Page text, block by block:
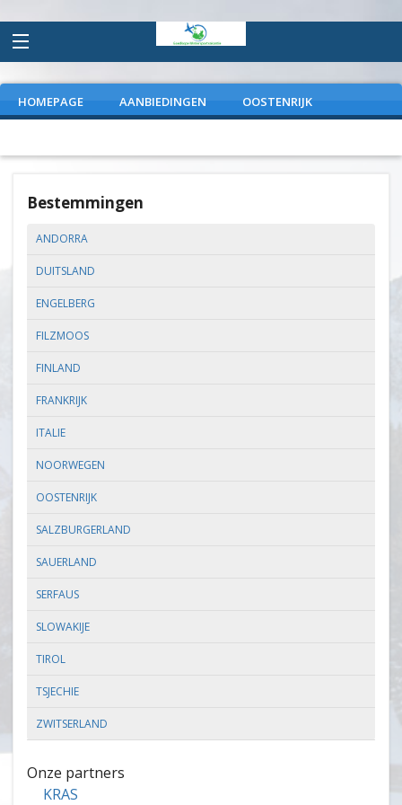
HOMEPAGE AANBIEDINGEN OOSTENRIJK
Bestemmingen
ANDORRA
DUITSLAND
ENGELBERG
FILZMOOS
FINLAND
FRANKRIJK
ITALIE
NOORWEGEN
OOSTENRIJK
SALZBURGERLAND
SAUERLAND
SERFAUS
SLOWAKIJE
TIROL
TSJECHIE
ZWITSERLAND
Onze partners
KRAS